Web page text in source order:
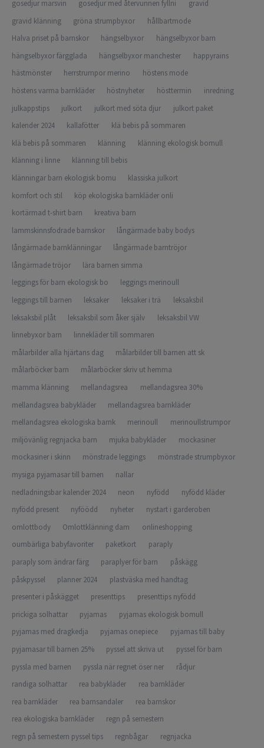
gosedjur marsvin
gosedjur med återvunnen fyllni
gravid
gravid klänning
gröna strumpbyxor
hållbartmode
Halva priset på barnskor
hängselbyxor
hängselbyxor barn
hängselbyxor färgglada
hängselbyxor manchester
happyrains
hästmönster
herrstrumpor merino
höstens mode
höstens varma barnkläder
höstnyheter hösttermin
inredning
julkappstips
julkort julkort med söta djur
julkort paket
kalender 2024
kallafötter
klä bebis på sommaren
klä bebis på sommaren
klänning
klänning ekologisk bomull
klänning i linne
klänning till bebis
klänningar barn ekologisk bomu
klassiska julkort
komfort och stil
köp ekologiska barnkläder onli
kortärmad t-shirt barn
kreativa barn
lammskinnsfodrade barnskor
långärmade baby bodys
långärmade barnklänningar
långärmade barntröjor
långärmade tröjor
lära barnen simma
leggings för barn ekologisk bo
leggings merinoull
leggings till barnen
leksaker leksaker i trä
leksaksbil
leksaksbil plåt
leksaksbil som åker själv
leksaksbil VW
linnebyxor barn
linnekläder till sommaren
målarbilder alla hjärtans dag
målarbilder till barnen att sk
målarböcker barn
målarböcker skriv ut hemma
mamma klänning
mellandagsrea
mellandagsrea 30%
mellandagsrea babykläder
mellandagsrea barnkläder
mellandagsrea ekologiska barnk
merinoull
merinoullstrumpor
miljövänlig regnjacka barn
mjuka babykläder
mockasiner
mockasiner i skinn
mönstrade leggings
mönstrade strumpbyxor
mysiga pyjamasar till barnen
nallar
nedladningsbar kalender 2024
neon nyfödd
nyfödd kläder
nyfödd present
nyföödd nyheter
nystart i garderoben
omlottbody
Omlottklänning dam
onlineshopping
oumbärliga babyfavoriter
paketkort
paraply
paraply som ändrar färg
paraplyer för barn
påskägg
påskpyssel
planner 2024
plastväska med handtag
presenter i påskägget
presenttips
presenttips nyfödd
prickiga solhattar
pyjamas
pyjamas ekologisk bomull
pyjamas med dragkedja
pyjamas onepiece
pyjamas till baby
pyjamasar till barnen 25%
pyssel att skriva ut
pyssel för barn
pyssla med barnen
pyssla när regnet öser ner
rådjur
randiga solhattar
rea babykläder
rea barnkläder
rea barnkläder
rea barnsandaler
rea barnskor
rea ekologiska barnkläder
regn på semestern
regn på semestern pyssel tips
regnbågar regnjacka